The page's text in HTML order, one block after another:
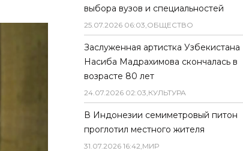
выбора вузов и специальностей
25.07.2026 06:03,ОБЩЕСТВО
Заслуженная артистка Узбекистана
Насиба Мадрахимова скончалась в
возрасте 80 лет
24.07.2026 02:03,КУЛЬТУРА
В Индонезии семиметровый питон
проглотил местного жителя
31.07.2026 16:42,МИР